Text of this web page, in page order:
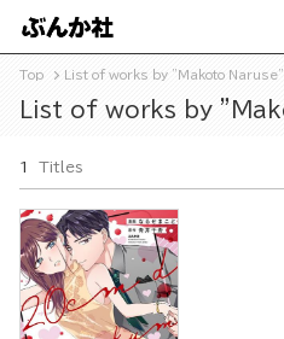
Top List of works by "Makoto Naruse"
List of works by
Titles
1